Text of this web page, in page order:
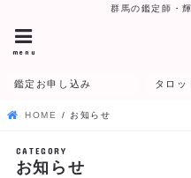
群馬の鑑定師・
menu
鑑定お申し込み タロッ
HOME お知らせ
お知らせ